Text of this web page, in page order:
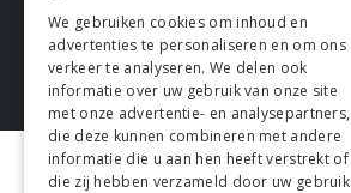
We gebruiken cookies om inhoud en
advertenties te personaliseren en om ons
verkeer te analyseren. We delen ook
informatie over uw gebruik van onze site
met onze advertentie- en analysepartners,
die deze kunnen combineren met andere
informatie die u aan hen heeft verstrekt of
die zij hebben verzameld door uw gebruik